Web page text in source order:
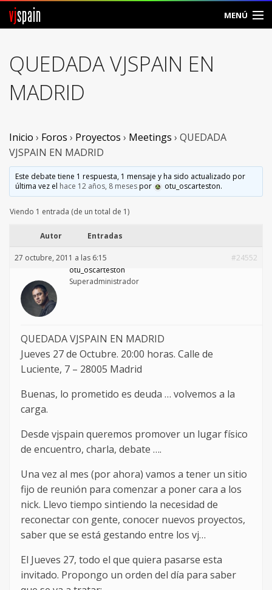
vjspain MENÚ
Foros
Noticias
Vjspain
Ayuda
Contacto
Entrar
QUEDADA VJSPAIN EN
MADRID
Inicio › Foros › Proyectos › Meetings › QUEDADA
VJSPAIN EN MADRID
Este debate tiene 1 respuesta, 1 mensaje y ha sido actualizado por
última vez el hace 12 años, 8 mesespor otu_oscarteston.
Viendo 1 entrada (de un total de 1)
Autor Entradas
27 octubre, 2011 a las 6:15
#24552
otu_oscarteston
Superadministrador
QUEDADA VJSPAIN EN MADRID
Jueves 27 de Octubre. 20:00 horas. Calle de
Luciente, 7 – 28005 Madrid
Buenas, lo prometido es deuda … volvemos a la
carga.
Desde vjspain queremos promover un lugar físico
de encuentro, charla, debate ….
Una vez al mes (por ahora) vamos a tener un sitio
fijo de reunión para comenzar a poner cara a los
nick. Llevo tiempo sintiendo la necesidad de
reconectar con gente, conocer nuevos proyectos,
saber que se está gestando entre los vj…
El Jueves 27, todo el que quiera pasarse esta
invitado. Propongo un orden del día para saber